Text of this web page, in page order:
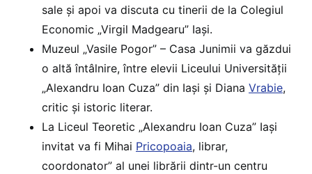
sale și apoi va discuta cu tinerii de la Colegiul
Economic „Virgil Madgearu” Iași.
Muzeul „Vasile Pogor” – Casa Junimii va găzdui
o altă întâlnire, între elevii Liceului Universității
„Alexandru Ioan Cuza” din Iași și Diana Vrabie,
critic și istoric literar.
La Liceul Teoretic „Alexandru Ioan Cuza” Iași
invitat va fi Mihai Pricopoaia, librar,
coordonator” al unei librării dintr-un centru